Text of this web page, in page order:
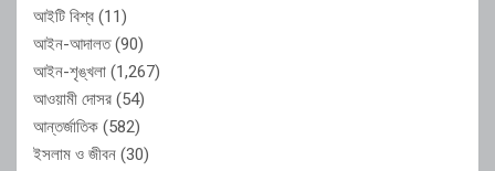
আইটি বিশ্ব (11)
আইন-আদালত(90)
আইন-শৃঙ্খলা (1,267)
আওয়ামী দোসর (54)
আন্তর্জাতিক (582)
ইসলাম ও জীবন (30)